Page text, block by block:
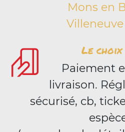
Mons en
Le choix
Paiement
livraison.
sécurisé, cb,